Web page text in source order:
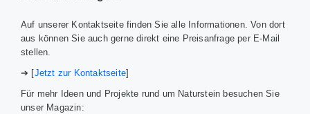
Auf unserer Kontaktseite finden Sie alle Informationen. Von dort
aus können Sie auch gerne direkt eine Preisanfrage per E-Mail
stellen.
➔ [Jetzt zur Kontaktseite]
Für mehr Ideen und Projekte rund um Naturstein besuchen Sie
unser Magazin: